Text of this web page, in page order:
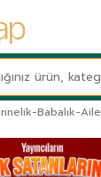
Babalık-Aile